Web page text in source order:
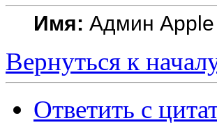
Имя: Админ Apple
Вернуться к
Ответить с